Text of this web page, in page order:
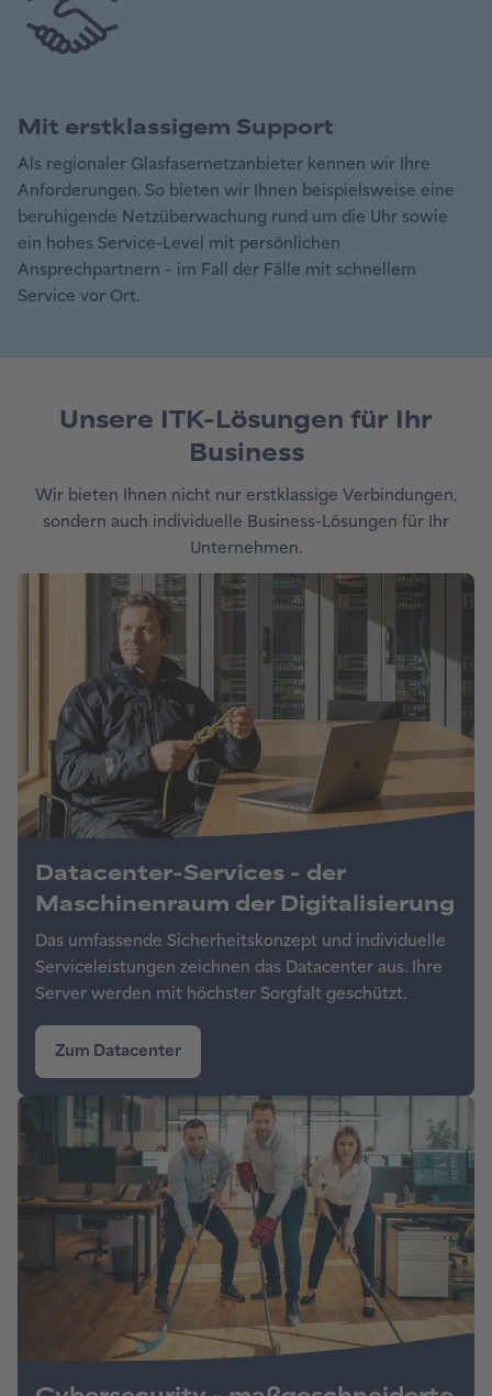
Mit erstklassigem Support
Als regionaler Glasfasernetzanbieter kennen wir Ihre
Anforderungen. So bieten wir Ihnen beispielsweise eine
beruhigende Netzüberwachung rund um die Uhr sowie
ein hohes Service-Level mit persönlichen
Ansprechpartnern – im Fall der Fälle mit schnellem
Service vor Ort.
Unsere ITK-Lösungen für Ihr
Business
Wir bieten Ihnen nicht nur erstklassige Verbindungen,
sondern auch individuelle Business-Lösungen für Ihr
Unternehmen.